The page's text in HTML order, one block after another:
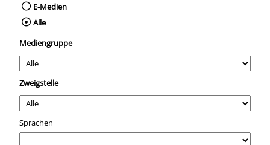
E-Medien
Alle
Mediengruppe
Zweigstelle
Sprachen